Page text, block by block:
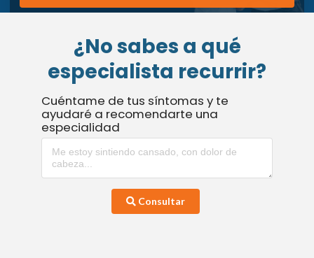
¿No sabes a qué
especialista recurrir?
Cuéntame de tus síntomas y te
ayudaré a recomendarte una
especialidad
Consultar